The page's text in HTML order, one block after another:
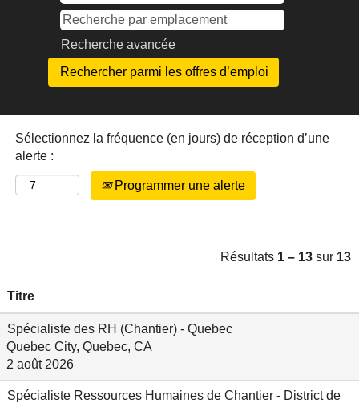
Recherche avancée
Sélectionnez la fréquence (en jours) de réception d’une
alerte :
Programmer une alerte
Résultats 1 – 13 sur 13
Titre
Spécialiste des RH (Chantier) - Quebec
Quebec City, Quebec, CA
2 août 2026
Spécialiste Ressources Humaines de Chantier - District de